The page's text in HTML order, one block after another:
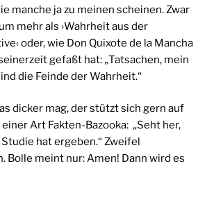
manche ja zu meinen scheinen. Zwar
mehr als ›Wahrheit aus der
oder, wie Don Quixote de la Mancha
gefaßt hat: „Tatsachen, mein
die Feinde der Wahrheit.“
dicker mag, der stützt sich gern auf
Art Fakten-Bazooka: „Seht her,
hat ergeben.“ Zweifel
Bolle meint nur: Amen! Dann wird es